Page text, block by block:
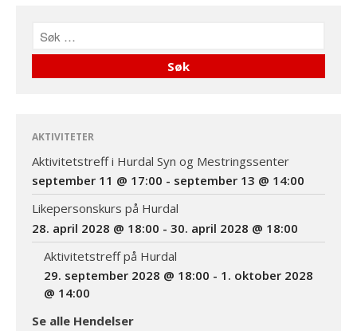
AKTIVITETER
Aktivitetstreff i Hurdal Syn og Mestringssenter
september 11 @ 17:00 - september 13 @ 14:00
Likepersonskurs på Hurdal
28. april 2028 @ 18:00 - 30. april 2028 @ 18:00
Aktivitetstreff på Hurdal
29. september 2028 @ 18:00 - 1. oktober 2028
@ 14:00
Se alle Hendelser